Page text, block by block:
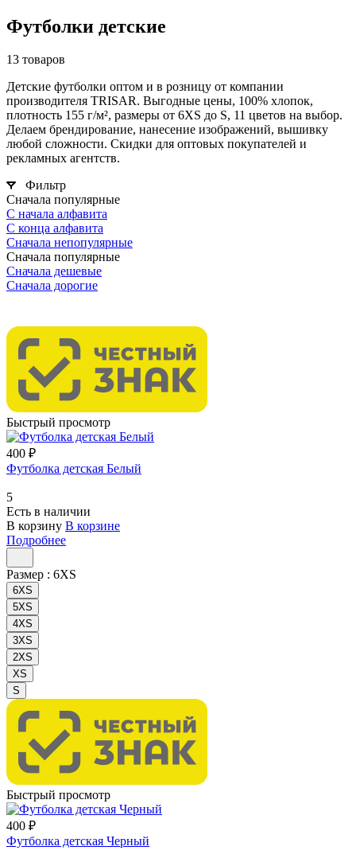
Футболки детские
13 товаров
Детские футболки оптом и в розницу от компании
производителя TRISAR. Выгодные цены, 100% хлопок,
плотность 155 г/м², размеры от 6XS до S, 11 цветов на выбор.
Делаем брендирование, нанесение изображений, вышивку
любой сложности. Скидки для оптовых покупателей и
рекламных агентств.
Фильтр
Сначала популярные
С начала алфавита
С конца алфавита
Сначала непопулярные
Сначала популярные
Сначала дешевые
Сначала дорогие
Быстрый просмотр
400 ₽
Футболка детская Белый
5
Есть в наличии
В корзину В корзине
Подробнее
Размер : 6XS
6XS
5XS
4XS
3XS
2XS
XS
S
Быстрый просмотр
400 ₽
Футболка детская Черный